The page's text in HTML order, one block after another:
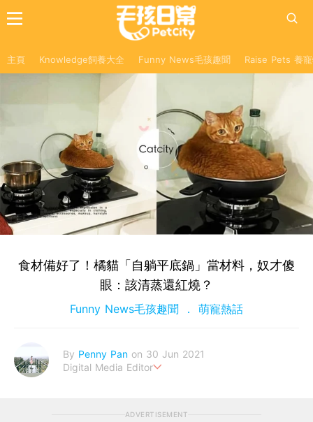
主頁 Knowledge飼養大全 Funny News毛孩趣聞 Raise Pets 養
食材備好了！橘貓「自躺平底鍋」當材料，奴才傻
眼：該清蒸還紅燒？
Funny News毛孩趣聞 萌寵熱話
By Penny Pan on 30 Jun 2021
Digital Media Editor
ADVERTISEMENT